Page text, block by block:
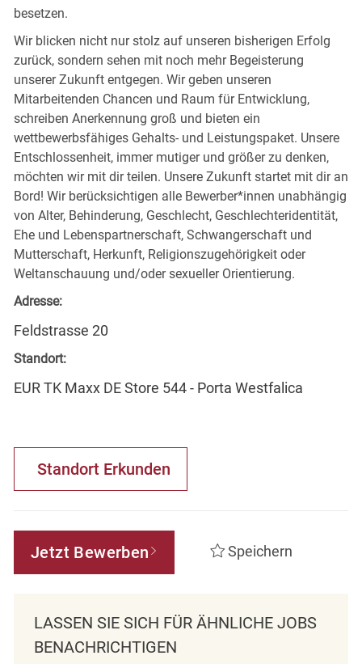
besetzen.
Wir blicken nicht nur stolz auf unseren bisherigen Erfolg
zurück, sondern sehen mit noch mehr Begeisterung
unserer Zukunft entgegen. Wir geben unseren
Mitarbeitenden Chancen und Raum für Entwicklung,
schreiben Anerkennung groß und bieten ein
wettbewerbsfähiges Gehalts- und Leistungspaket. Unsere
Entschlossenheit, immer mutiger und größer zu denken,
möchten wir mit dir teilen. Unsere Zukunft startet mit dir an
Bord! Wir berücksichtigen alle Bewerber*innen unabhängig
von Alter, Behinderung, Geschlecht, Geschlechteridentität,
Ehe und Lebenspartnerschaft, Schwangerschaft und
Mutterschaft, Herkunft, Religionszugehörigkeit oder
Weltanschauung und/oder sexueller Orientierung.
Adresse:
Feldstrasse 20
Standort:
EUR TK Maxx DE Store 544 - Porta Westfalica
Standort Erkunden
Jetzt Bewerben Speichern
LASSEN SIE SICH FÜR ÄHNLICHE JOBS
BENACHRICHTIGEN